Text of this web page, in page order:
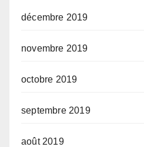
décembre 2019
novembre 2019
octobre 2019
septembre 2019
août 2019